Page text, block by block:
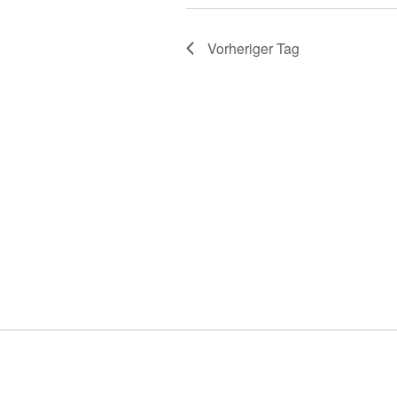
Vorheriger Tag